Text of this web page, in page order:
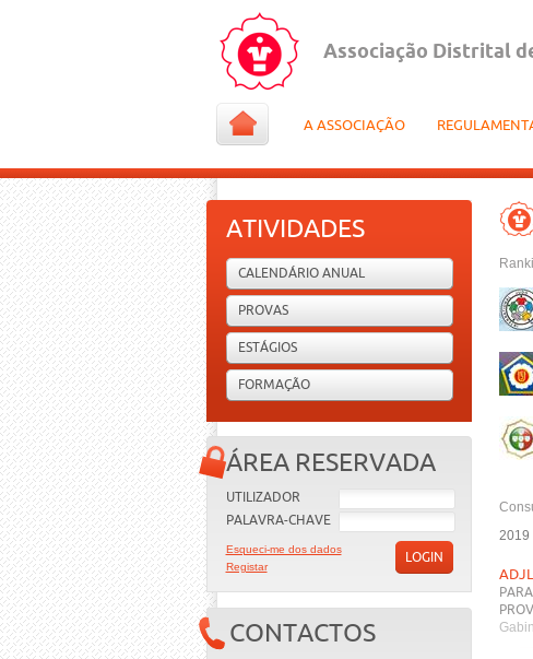
Associação Distrital
A ASSOCIAÇÃO
ATIVIDADES
CALENDÁRIO ANUAL
PROVAS
ESTÁGIOS
FORMAÇÃO
ÁREA RESERVADA
UTILIZADOR
PALAVRA-CHAVE
LOGIN
Esqueci-me dos dados
Registar
CONTACTOS
2019